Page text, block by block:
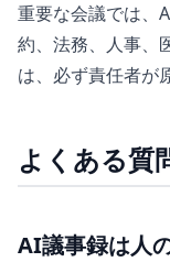
重要な会議では、
約、法務、人事、
は、必ず責任者が
よくある質
AI議事録は人